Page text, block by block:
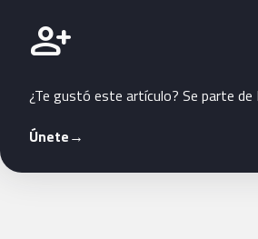
person_add
Únete a Bluetab
¿Te gustó este artículo? Se parte de
Únete→